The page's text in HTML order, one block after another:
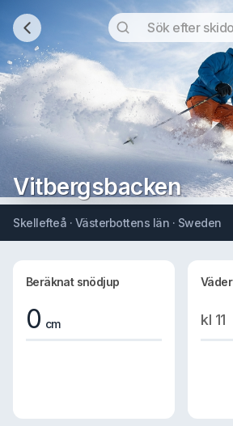
Vitbergsbacken
Skellefteå · Västerbottens län · Sweden
Beräknat snödjup
0 cm
Väder
kl 11